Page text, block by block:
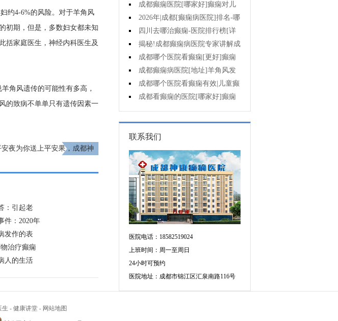
约4-6%的风险。对于羊角风
初期，但是，多数妇女都未知
括家庭医生，神经内科医生及
角风遗传的可能性有多高，
的致病不单单只有遗传因素一
夜为你送上平安果，成都神
下一页
：引起老
件：2020年
发作的表
治疗癫痫
人的生活
成都癫痫医院[哪家好]癫痫对儿
童病人心理有影响吗?
2026年|成都[癫痫病医院]排名-哪
些不良习惯能诱发癫痫?
四川去哪治癫痫-医院排行榜[详
细排名]癫痫治疗怎么治比较好?
揭秘!成都癫痫病医院专家讲解成
都哪一个医院能治疗癫痫?
成都哪个医院看癫痫[更好]癫痫
如何护理?
成都癫痫病医院[地址]羊角风发
作频率?
成都哪个医院看癫痫有效|儿童癫
痫治疗应该注意什么?
成都看癫痫的医院[哪家好]癫痫
发作原因是什么?
联系我们
医院电话：18582519024
上班时间：周一至周日
24小时可预约
医院地址：成都市锦江区汇泉南路116号
生 - 健康讲堂 - 网站地图